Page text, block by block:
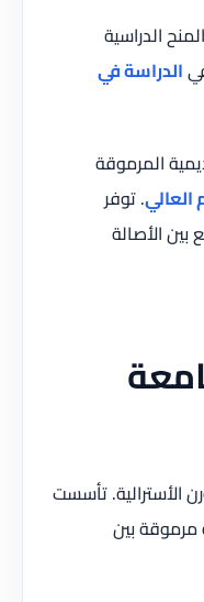
الدراسية
الدراسة في
المرموقة
العالي. توفر
بين الأصالة
الأسترالية. تأسست